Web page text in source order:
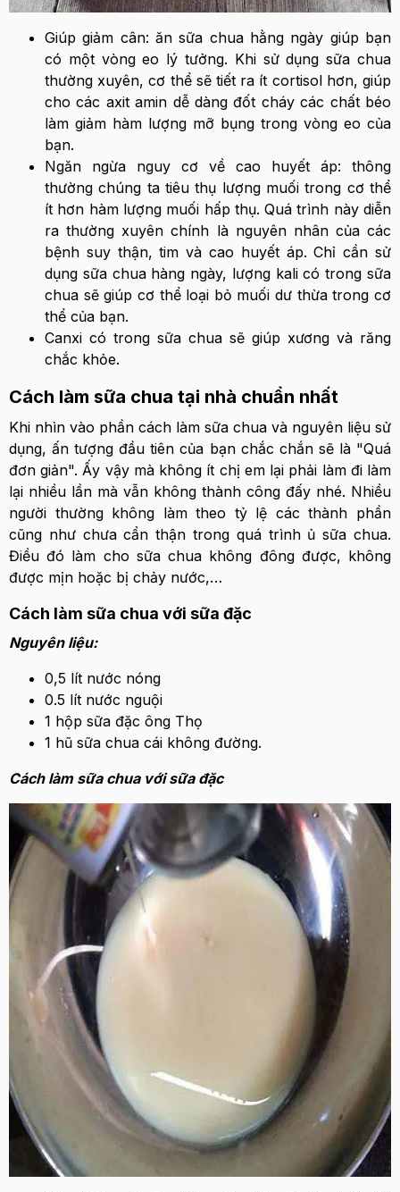
Giúp giảm cân: ăn sữa chua hằng ngày giúp bạn
có một vòng eo lý tưởng. Khi sử dụng sữa chua
thường xuyên, cơ thể sẽ tiết ra ít cortisol hơn, giúp
cho các axit amin dễ dàng đốt cháy các chất béo
làm giảm hàm lượng mỡ bụng trong vòng eo của
bạn.
Ngăn ngừa nguy cơ về cao huyết áp: thông
thường chúng ta tiêu thụ lượng muối trong cơ thể
ít hơn hàm lượng muối hấp thụ. Quá trình này diễn
ra thường xuyên chính là nguyên nhân của các
bệnh suy thận, tim và cao huyết áp. Chỉ cần sử
dụng sữa chua hàng ngày, lượng kali có trong sữa
chua sẽ giúp cơ thể loại bỏ muối dư thừa trong cơ
thể của bạn.
Canxi có trong sữa chua sẽ giúp xương và răng
chắc khỏe.
Cách làm sữa chua tại nhà chuẩn nhất
Khi nhìn vào phần cách làm sữa chua và nguyên liệu sử
dụng, ấn tượng đầu tiên của bạn chắc chắn sẽ là "Quá
đơn giản". Ấy vậy mà không ít chị em lại phải làm đi làm
lại nhiều lần mà vẫn không thành công đấy nhé. Nhiều
người thường không làm theo tỷ lệ các thành phần
cũng như chưa cẩn thận trong quá trình ủ sữa chua.
Điều đó làm cho sữa chua không đông được, không
được mịn hoặc bị chảy nước,…
Cách làm sữa chua với sữa đặc
Nguyên liệu:
0,5 lít nước nóng
0.5 lít nước nguội
1 hộp sữa đặc ông Thọ
1 hũ sữa chua cái không đường.
Cách làm sữa chua với sữa đặc